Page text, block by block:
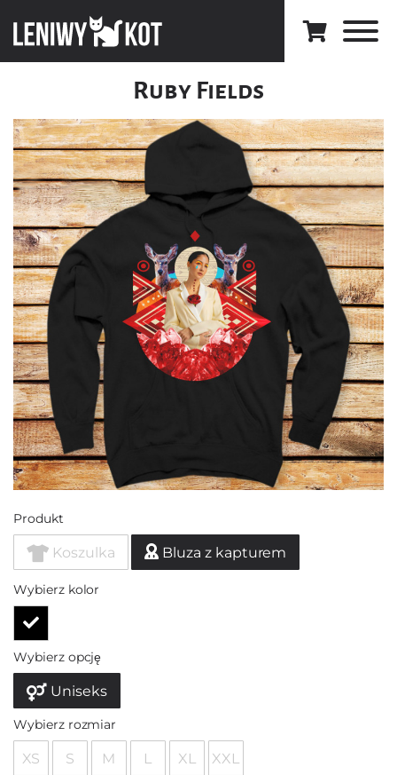
Ruby Fields
Produkt
Koszulka Bluza z kapturem
Wybierz kolor
Wybierz opcję
Uniseks
Wybierz rozmiar
XS S M L XL XXL